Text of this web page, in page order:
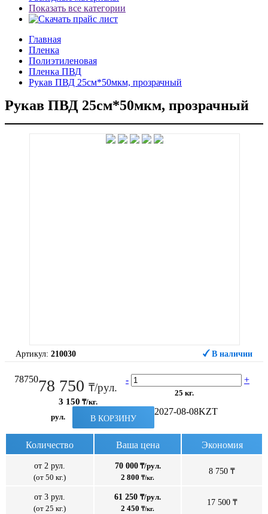
Показать все категории
Главная
Пленка
Полиэтиленовая
Пленка ПВД
Рукав ПВД 25см*50мкм, прозрачный
Рукав ПВД 25см*50мкм, прозрачный
Артикул: 210030 В наличии
7875078 750 ₸/рул.
3 150 ₸/кг.
- +
25 кг.
рул. В КОРЗИНУ
2027-08-08KZT
Количество Ваша цена Экономия
от 2 рул.
(от 50 кг.)
70 000₸/рул.
2 800 ₸/кг.
8 750 ₸
от 3 рул.
(от 25 кг.)
61 250 ₸/рул.
2 450 ₸/кг.
17 500 ₸